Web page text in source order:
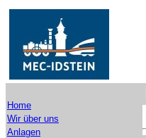
Home
Wir über uns
Anlagen